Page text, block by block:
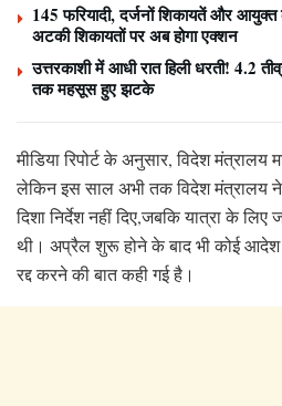
145 फरियादी, दर्जनों शिकायतें और
अटकी शिकायतों पर अब होगा एक्शन
उत्तरकाशी में आधी रात हिली धरती! 4.2
तक महसूस हुए झटके
मीडिया रिपोर्ट के अनुसार, विदेश मंत्रालय
लेकिन इस साल अभी तक विदेश मंत्रालय ने
दिशा निर्देश नहीं दिए,जबकि यात्रा के लिए
थी। अप्रैल शुरू होने के बाद भी कोई आदेश
रद्द करने की बात कही गई है।